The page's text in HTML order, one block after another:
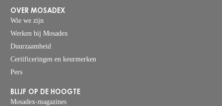
OVER MOSADEX
Wie we zijn
Werken bij Mosadex
Duurzaamheid
Certificeringen en keurmerken
Pers
BLIJF OP DE HOOGTE
Mosadex-magazines